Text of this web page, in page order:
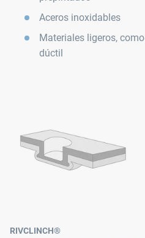
Aceros inoxidables
Materiales ligeros,
dúctil
RIVCLINCH®